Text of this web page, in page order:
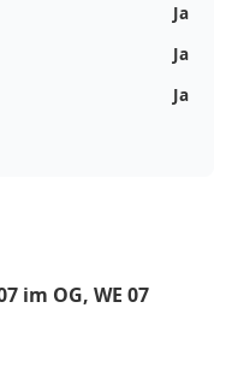
Ja
Ja
Ja
im OG, WE 07